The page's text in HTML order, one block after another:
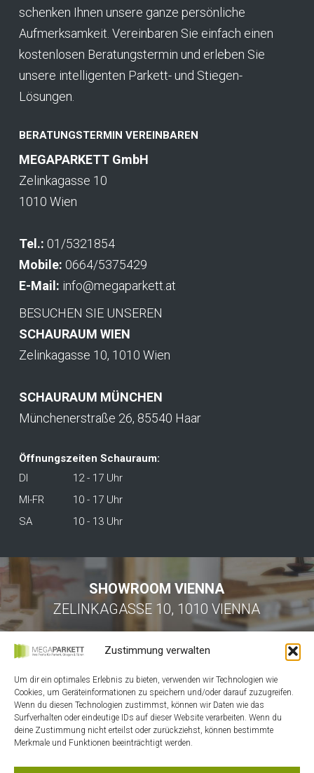
Zustimmung verwalten
Um dir ein optimales Erlebnis zu bieten, verwenden wir Technologien wie
Cookies, um Geräteinformationen zu speichern und/oder darauf zuzugreifen.
Wenn du diesen Technologien zustimmst, können wir Daten wie das
Surfverhalten oder eindeutige IDs auf dieser Website verarbeiten. Wenn du
deine Zustimmung nicht erteilst oder zurückziehst, können bestimmte
Merkmale und Funktionen beeinträchtigt werden.
schenken Ihnen unsere ganze persönliche
Aufmerksamkeit. Vereinbaren Sie einfach einen
kostenlosen Beratungstermin und erleben Sie
unsere intelligenten Parkett- und Stiegen-
Lösungen.
BERATUNGSTERMIN VEREINBAREN
MEGAPARKETT GmbH
Zelinkagasse 10
1010 Wien
Tel.: 01/5321854
Mobile: 0664/5375429
E-Mail: info@megaparkett.at
BESUCHEN SIE UNSEREN
SCHAURAUM WIEN
Zelinkagasse 10, 1010 Wien
SCHAURAUM MÜNCHEN
Münchenerstraße 26, 85540 Haar
Öffnungszeiten Schauraum:
DI
12 - 17 Uhr
MI-FR
10 - 17 Uhr
SA
10 - 13 Uhr
SHOWROOM VIENNA
ZELINKAGASSE 10, 1010 VIENNA
HOME
KONTAKT